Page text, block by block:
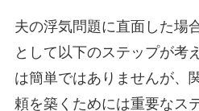
夫の浮気問題に直面した場
として以下のステップが考
は簡単ではありませんが、
頼を築くためには重要なス